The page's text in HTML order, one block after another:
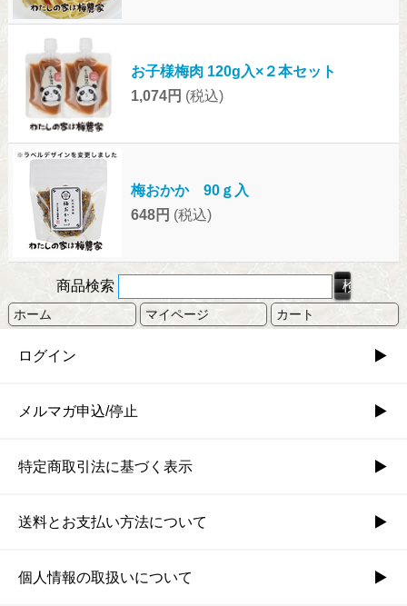
お子様梅肉 120g入×２本セット
1,074円 (税込)
梅おかか 90ｇ入
648円 (税込)
商品検索
ホーム マイページ カート
ログイン
メルマガ申込/停止
特定商取引法に基づく表示
送料とお支払い方法について
個人情報の取扱いについて